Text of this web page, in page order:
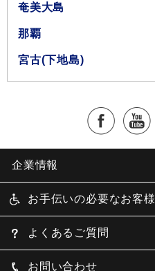
奄美大島
那覇
宮古(下地島)
企業情報
お手伝いの必要なお客様
よくあるご質問
お問い合わせ